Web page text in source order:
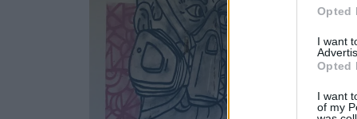
Opted
I want
Opted
I want
of my